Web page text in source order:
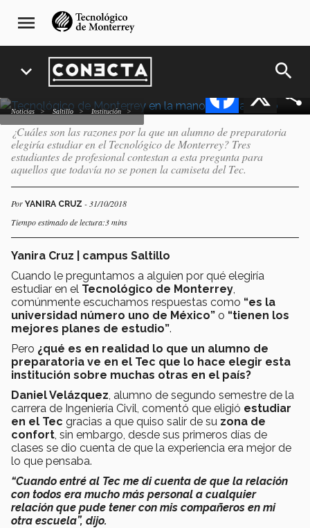
navegación
principal
menu
expand_more search
Noticias Saltillo Institución
borrego a un futuro
borrego
Facebook
¿Cuáles son las razones por la que un alumno de preparatoria
elegiría estudiar en el Tecnológico de Monterrey? Tres
estudiantes de profesional contestan a esta pregunta para
aquellos que todavía no se ponen la camiseta del Tec.
Por YANIRA CRUZ - 31/10/2018
Tiempo estimado de lectura:3 mins
Yanira Cruz | campus Saltillo
Cuando le preguntamos a alguien por qué elegiría
estudiar en el Tecnológico de Monterrey
comúnmente escuchamos respuestas como “es la
universidad número uno de México” o “tienen los
mejores planes de estudio”.
Pero ¿qué es en realidad lo que un alumno de
preparatoria ve en el Tec que lo hace elegir esta
institución sobre muchas otras en el país?
Daniel Velázquez , alumno de segundo semestre de la
carrera de Ingeniería Civil, comentó que eligió estudiar
en el Tec gracias a que quiso salir de su zona de
confort , sin embargo, desde sus primeros días de
clases se dio cuenta de que la experiencia era mejor de
lo que pensaba.
“Cuando entré al Tec me di cuenta de que la relación
con todos era mucho más personal a cualquier
relación que pude tener con mis compañeros en mi
otra escuela”, dijo.